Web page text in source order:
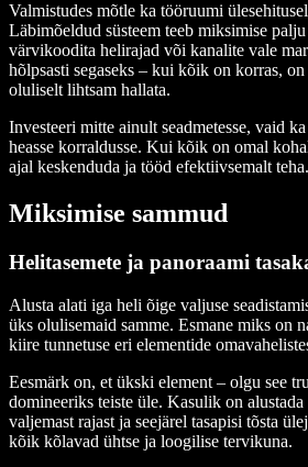
Valmistudes mõtle ka tööruumi
Läbimõeldud süsteem teeb miksimise
värvikoodita helirajad või kanalite vale
hõlpsasti segaseks – kui kõik on korras,
oluliselt lihtsam hallata.
Investeeri mitte ainult seadmetesse, vaid
heasse korraldusse. Kui kõik on omal
ajal keskenduda ja tööd efektiivsemalt teha.
Miksimise sammud
Helitasemete ja panoraami
Alusta alati iga heli õige valjuse
üks olulisemaid samme. Esmane miks on
kiire tunnetuse eri elementide
Eesmärk on, et ükski element – olgu see
domineeriks teiste üle. Kasulik on
valjemast rajast ja seejärel tasapisi tõsta
kõik kõlavad ühtse ja loogilise tervikuna.